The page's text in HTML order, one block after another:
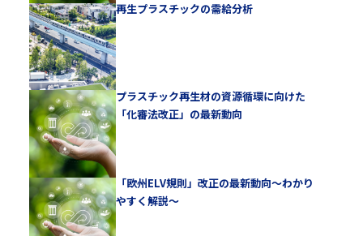
再生プラスチックの需給分析
プラスチック再生材の資源循環に向けた
「化審法改正」の最新動向
「欧州ELV規則」改正の最新動向～わかり
やすく解説～